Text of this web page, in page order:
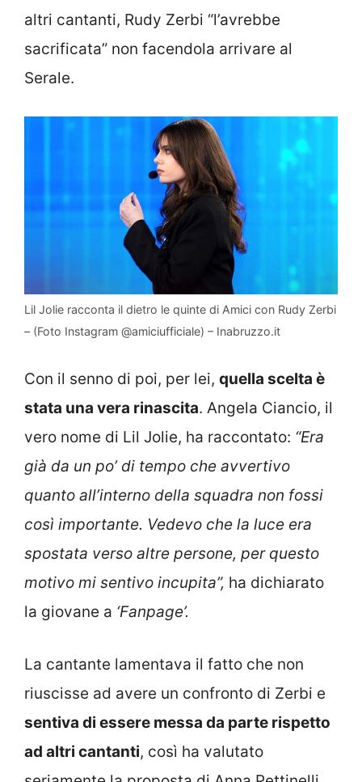
altri cantanti, Rudy Zerbi “l’avrebbe
sacrificata” non facendola arrivare al
Serale.
Lil Jolie racconta il dietro le quinte di Amici con Rudy Zerbi
– (Foto Instagram @amiciufficiale) – Inabruzzo.it
Con il senno di poi, per lei, quella scelta è
stata una vera rinascita. Angela Ciancio, il
vero nome di Lil Jolie, ha raccontato: “Era
già da un po’ di tempo che avvertivo
quanto all’interno della squadra non fossi
così importante. Vedevo che la luce era
spostata verso altre persone, per questo
motivo mi sentivo incupita”, ha dichiarato
la giovane a ‘Fanpage’.
La cantante lamentava il fatto che non
riuscisse ad avere un confronto di Zerbi e
sentiva di essere messa da parte rispetto
ad altri cantanti, così ha valutato